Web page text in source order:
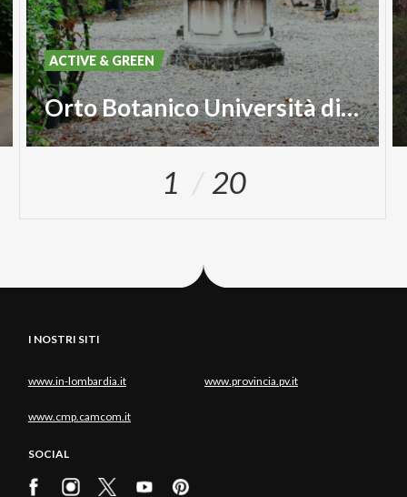
Orto Botanico Università di Pavia
ACTIVE & GREEN
1 20
I NOSTRI SITI
www.in-lombardia.it www.provincia.pv.it
www.cmp.camcom.it
SOCIAL